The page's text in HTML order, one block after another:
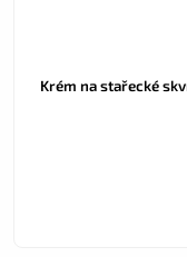
Krém na stařecké